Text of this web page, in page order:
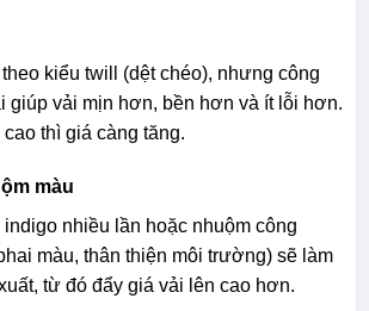
kiểu twill (dệt chéo), nhưng công
giúp vải mịn hơn, bền hơn và ít lỗi hơn.
thì giá càng tăng.
màu
nhiều lần hoặc nhuộm công
màu, thân thiện môi trường) sẽ làm
từ đó đẩy giá vải lên cao hơn.